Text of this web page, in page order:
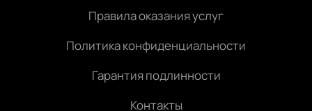
Правила оказания услуг
Политика конфиденциальности
Гарантия подлинности
Контакты